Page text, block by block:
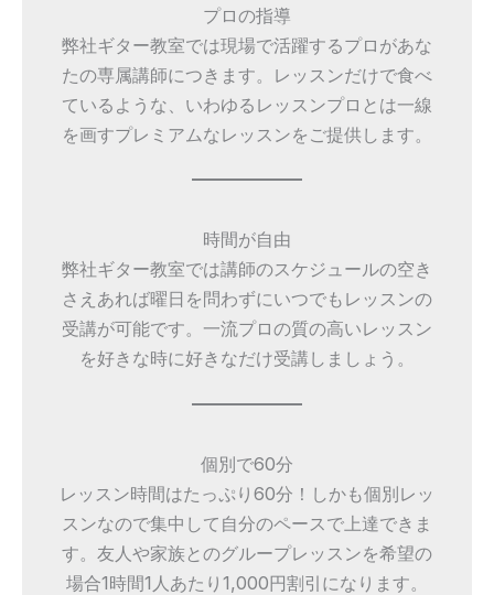
プロの指導
弊社ギター教室では現場で活躍するプロがあな
たの専属講師につきます。レッスンだけで食べ
ているような、いわゆるレッスンプロとは一線
を画すプレミアムなレッスンをご提供します。
時間が自由
弊社ギター教室では講師のスケジュールの空き
さえあれば曜日を問わずにいつでもレッスンの
受講が可能です。一流プロの質の高いレッスン
を好きな時に好きなだけ受講しましょう。
個別で60分
レッスン時間はたっぷり60分！しかも個別レッ
スンなので集中して自分のペースで上達できま
す。友人や家族とのグループレッスンを希望の
場合1時間1人あたり1,000円割引になります。